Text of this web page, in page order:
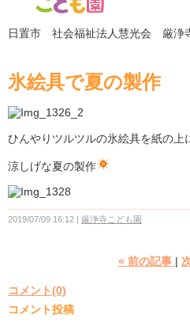
日置市 社会福祉法人慧光会 厳浄
氷絵具で夏の製作
ひんやりツルツルの氷絵具を紙の上
涼しげな夏の製作
2019/07/09 16:12 厳浄寺こども園
« 前の記事
コメント(0)
コメント投稿